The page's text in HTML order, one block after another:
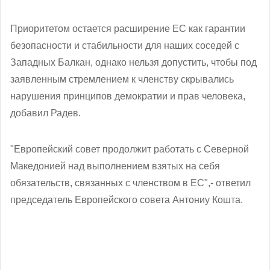
Приоритетом остается расширение ЕС как гарантии
безопасности и стабильности для наших соседей с
Западных Балкан, однако нельзя допустить, чтобы под
заявленным стремлением к членству скрывались
нарушения принципов демократии и прав человека,
добавил Радев.
"Европейский совет продолжит работать с Северной
Македонией над выполнением взятых на себя
обязательств, связанных с членством в ЕС",- ответил
председатель Европейского совета Антониу Кошта.